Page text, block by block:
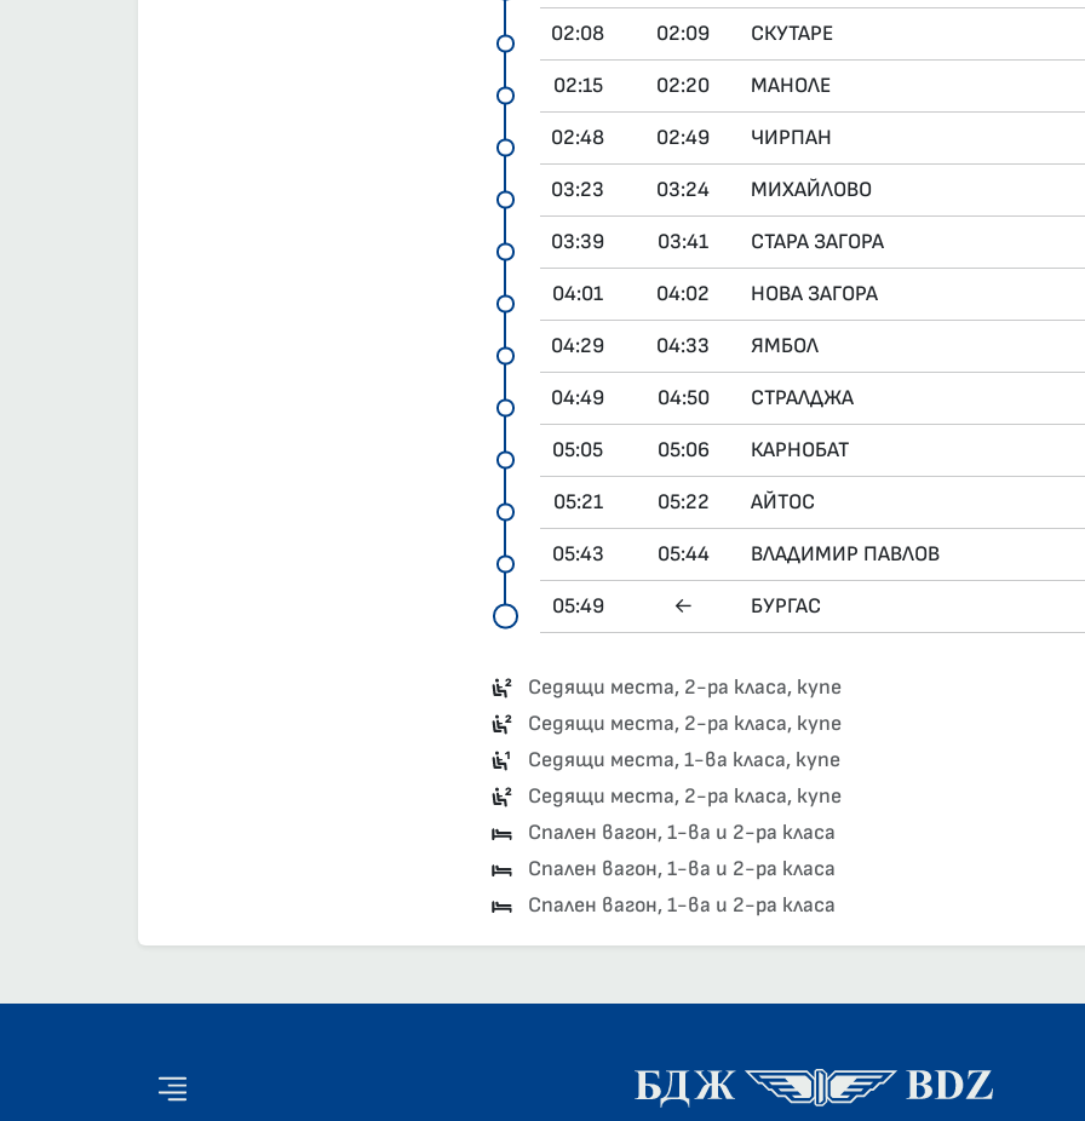
02:08 02:09 СКУТАРЕ
02:15 02:20 МАНОЛЕ
02:48 02:49 ЧИРПАН
03:23 03:24 МИХАЙЛОВО
03:39 03:41 СТАРА ЗАГОРА
04:01 04:02 НОВА ЗАГОРА
04:29 04:33 ЯМБОЛ
04:49 04:50 СТРАЛДЖА
05:05 05:06 КАРНОБАТ
05:21 05:22 АЙТОС
05:43 05:44 ВЛАДИМИР ПАВЛОВ
05:49 ← БУРГАС
Седящи места, 2-ра класа, купе
Седящи места, 2-ра класа, купе
Седящи места, 1-ва класа, купе
Седящи места, 2-ра класа, купе
Спален вагон, 1-ва и 2-ра класа
Спален вагон, 1-ва и 2-ра класа
Спален вагон, 1-ва и 2-ра класа